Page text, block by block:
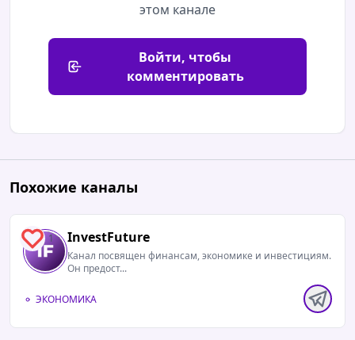
этом канале
Войти, чтобы
комментировать
Похожие каналы
1 InvestFuture
Канал посвящен финансам, экономике и инвестициям.
Он предост...
ЭКОНОМИКА